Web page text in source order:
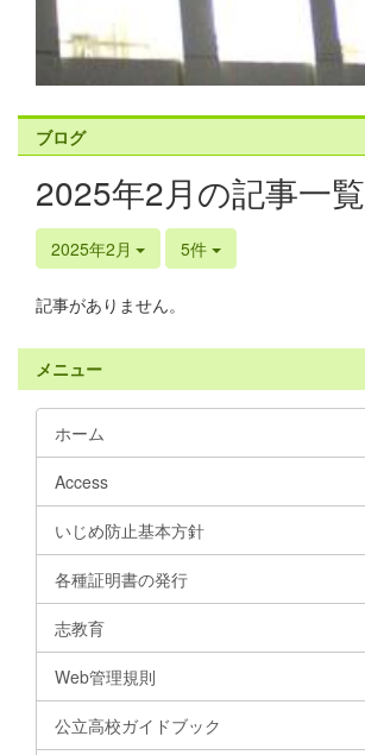
ブログ
2025年2月の記事一覧
2025年2月 5件
記事がありません。
メニュー
ホーム
Access
いじめ防止基本方針
各種証明書の発行
志教育
Web管理規則
公立高校ガイドブック